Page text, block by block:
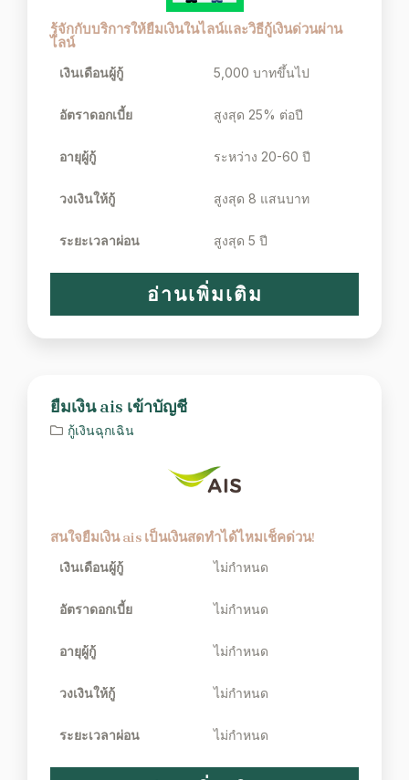
รู้จักกับบริการให้ยืมเงินในไลน์และวิธีกู้เงินด่วนผ่าน
ไลน์
เงินเดือนผู้กู้ 5,000 บาทขึ้นไป
อัตราดอกเบี้ย สูงสุด 25% ต่อปี
อายุผู้กู้ ระหว่าง 20-60 ปี
วงเงินให้กู้ สูงสุด 8 แสนบาท
ระยะเวลาผ่อน สูงสุด 5 ปี
อ่านเพิ่มเติม
ยืมเงิน ais เข้าบัญชี
กู้เงินฉุกเฉิน
สนใจยืมเงิน ais เป็นเงินสดทำได้ไหมเช็คด่วน!
เงินเดือนผู้กู้ ไม่กำหนด
อัตราดอกเบี้ย ไม่กำหนด
อายุผู้กู้ ไม่กำหนด
วงเงินให้กู้ ไม่กำหนด
ระยะเวลาผ่อน ไม่กำหนด